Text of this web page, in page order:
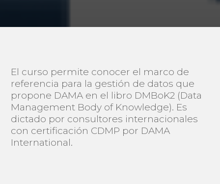
El curso permite conocer el marco de
referencia para la gestión de datos que
propone DAMA en el libro DMBoK2 (Data
Management Body of Knowledge). Es
dictado por consultores internacionales
con certificación CDMP por DAMA
International.